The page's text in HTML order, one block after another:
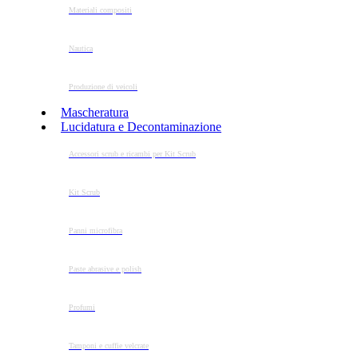
Materiali compositi
Nautica
Produzione di veicoli
Mascheratura
Lucidatura e Decontaminazione
Accessori scrub e ricambi per Kit Scrub
Kit Scrub
Panni microfibra
Paste abrasive e polish
Profumi
Tamponi e cuffie velcrate